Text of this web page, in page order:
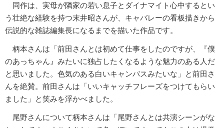
同作は、実母が隣家の若い息子とダイナマイト心中するとい
う壮絶な経験を持つ末井昭さんが、キャバレーの看板描きから
伝説的な雑誌編集長になるまでを描いた作品です。
柄本さんは「前田さんとは初めて仕事をしたのですが、『僕
のあっちゃん』みたいに独占したくなるような魅力のある人だ
と思いました。色気のある白いキャンバスみたいな」と前田さ
んを絶賛。前田さんは「いいキャッチフレーズをつけてもらい
ました」と笑みを浮かべました。
尾野さんについて柄本さんは「尾野さんとは共演シーンがな